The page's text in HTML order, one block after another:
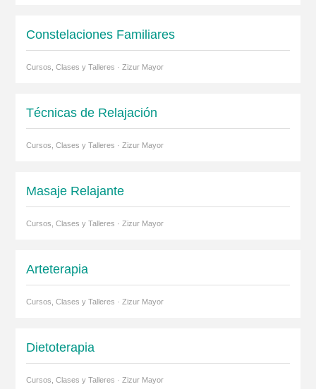
Constelaciones Familiares
Cursos, Clases y Talleres · Zizur Mayor
Técnicas de Relajación
Cursos, Clases y Talleres · Zizur Mayor
Masaje Relajante
Cursos, Clases y Talleres · Zizur Mayor
Arteterapia
Cursos, Clases y Talleres · Zizur Mayor
Dietoterapia
Cursos, Clases y Talleres · Zizur Mayor